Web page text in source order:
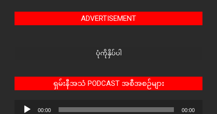
ADVERTISEMENT
ပုံကိုနှိပ်ပါ
ရှမ်းနီအသံ PODCAST အစီအစဉ်များ
Audio
00:00 00:00